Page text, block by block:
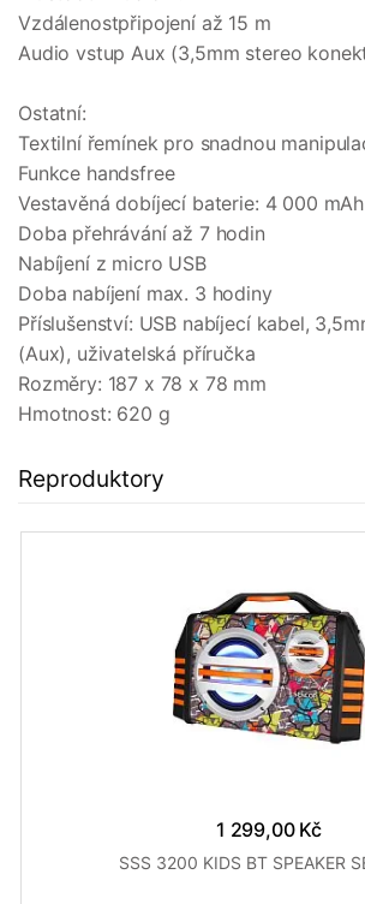
Vzdálenostpřipojení až 15 m
Audio vstup Aux (3,5mm stereo
Ostatní:
Textilní řemínek pro snadnou
Funkce handsfree
Vestavěná dobíjecí baterie: 4 000
Doba přehrávání až 7 hodin
Nabíjení z micro USB
Doba nabíjení max. 3 hodiny
Příslušenství: USB nabíjecí kabel,
(Aux), uživatelská příručka
Rozměry: 187 x 78 x 78 mm
Hmotnost: 620 g
Reproduktory
1 299,00 Kč
SSS 3200 KIDS BT SPEAKER